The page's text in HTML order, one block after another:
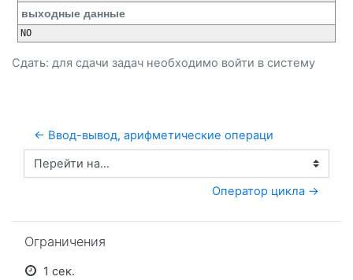
выходные данные
NO
Сдать: для сдачи задач необходимо войти в систему
← Ввод-вывод, арифметические операци
Перейти на...
Оператор цикла →
Ограничения
1 сек.